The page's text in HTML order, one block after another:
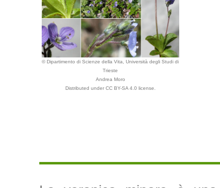
© Dipartimento di Scienze della Vita, Università degli Studi di
Trieste
Andrea Moro
Distributed under CC BY-SA 4.0 license.